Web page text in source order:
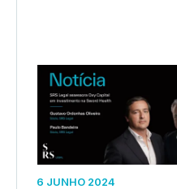
6 JUNHO 2024